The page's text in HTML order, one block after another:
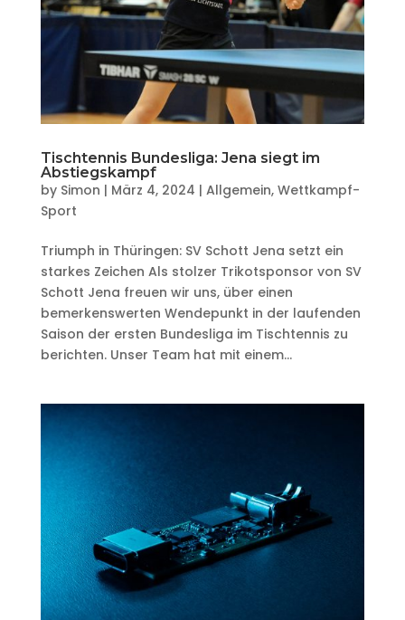
Tischtennis Bundesliga: Jena siegt im
Abstiegskampf
by Simon | März 4, 2024 | Allgemein, Wettkampf-
Sport
Triumph in Thüringen: SV Schott Jena setzt ein
starkes Zeichen Als stolzer Trikotsponsor von SV
Schott Jena freuen wir uns, über einen
bemerkenswerten Wendepunkt in der laufenden
Saison der ersten Bundesliga im Tischtennis zu
berichten. Unser Team hat mit einem...